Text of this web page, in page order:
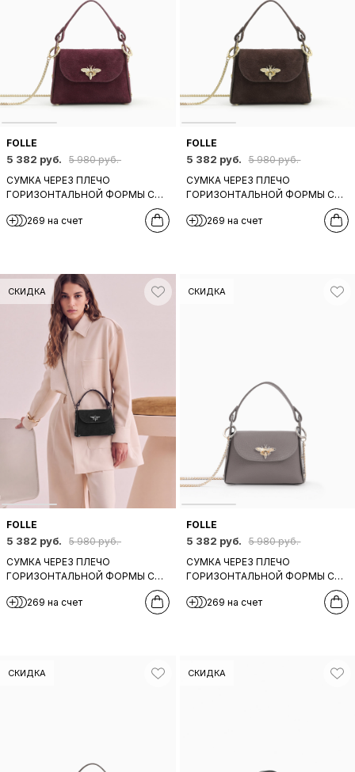
FOLLE
5 382 руб.
5 980 руб.
СУМКА ЧЕРЕЗ ПЛЕЧО
ГОРИЗОНТАЛЬНОЙ ФОРМЫ С
ФУРНИТУРОЙ В ВИДЕ ПЧЕЛЫ
ОТ FOLLE В БОРДОВОЙ ЗАМШЕ
269 на счет
FOLLE
5 382 руб.
5 980 руб.
СУМКА ЧЕРЕЗ ПЛЕЧО
ГОРИЗОНТАЛЬНОЙ ФОРМЫ С
ФУРНИТУРОЙ В ВИДЕ ПЧЕЛЫ
ОТ FOLLE В КОРИЧНЕВОЙ
269 на счет
СКИДКА
FOLLE
5 382 руб.
5 980 руб.
СУМКА ЧЕРЕЗ ПЛЕЧО
ГОРИЗОНТАЛЬНОЙ ФОРМЫ С
ФУРНИТУРОЙ В ВИДЕ ПЧЕЛЫ
ОТ FOLLE В ЧЁРНОЙ ЗАМШЕ
269 на счет
СКИДКА
FOLLE
5 382 руб.
5 980 руб.
СУМКА ЧЕРЕЗ ПЛЕЧО
ГОРИЗОНТАЛЬНОЙ ФОРМЫ С
ФУРНИТУРОЙ В ВИДЕ ПЧЕЛЫ
ОТ FOLLE В ЦВЕТЕ ТАУП
269 на счет
СКИДКА СКИДКА